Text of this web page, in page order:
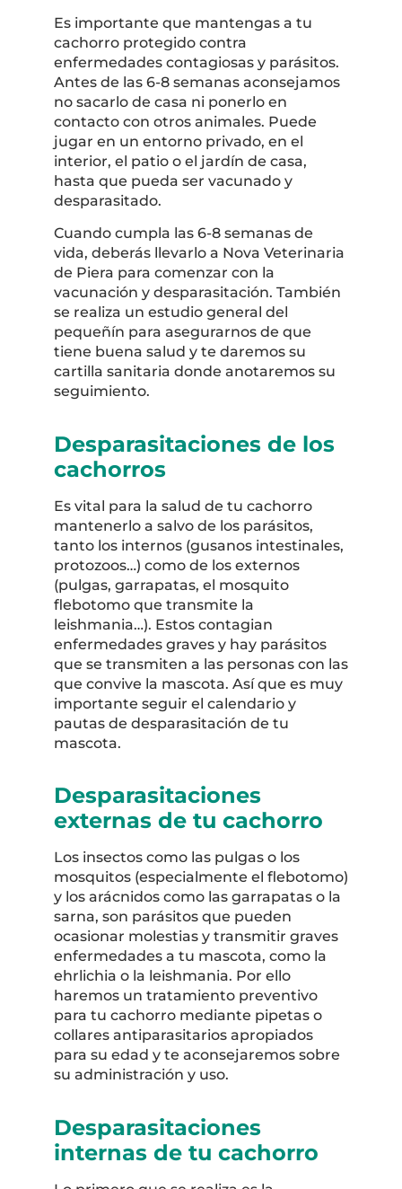
Es importante que mantengas a tu
cachorro protegido contra
enfermedades contagiosas y parásitos.
Antes de las 6-8 semanas aconsejamos
no sacarlo de casa ni ponerlo en
contacto con otros animales. Puede
jugar en un entorno privado, en el
interior, el patio o el jardín de casa,
hasta que pueda ser vacunado y
desparasitado.
Cuando cumpla las 6-8 semanas de
vida, deberás llevarlo a Nova Veterinaria
de Piera para comenzar con la
vacunación y desparasitación. También
se realiza un estudio general del
pequeñín para asegurarnos de que
tiene buena salud y te daremos su
cartilla sanitaria donde anotaremos su
seguimiento.
Desparasitaciones de los
cachorros
Es vital para la salud de tu cachorro
mantenerlo a salvo de los parásitos,
tanto los internos (gusanos intestinales,
protozoos…) como de los externos
(pulgas, garrapatas, el mosquito
flebotomo que transmite la
leishmania…). Estos contagian
enfermedades graves y hay parásitos
que se transmiten a las personas con las
que convive la mascota. Así que es muy
importante seguir el calendario y
pautas de desparasitación de tu
mascota.
Desparasitaciones
externas de tu cachorro
Los insectos como las pulgas o los
mosquitos (especialmente el flebotomo)
y los arácnidos como las garrapatas o la
sarna, son parásitos que pueden
ocasionar molestias y transmitir graves
enfermedades a tu mascota, como la
ehrlichia o la leishmania. Por ello
haremos un tratamiento preventivo
para tu cachorro mediante pipetas o
collares antiparasitarios apropiados
para su edad y te aconsejaremos sobre
su administración y uso.
Desparasitaciones
internas de tu cachorro